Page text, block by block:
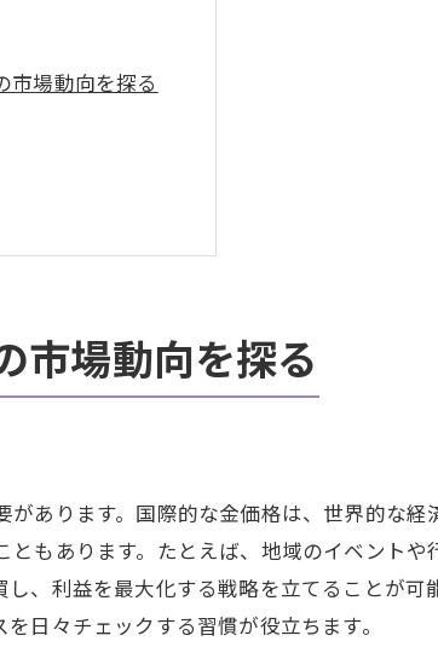
市場動向を探る
戦略的な視点
速な売買戦略
政治的決定
の鍵
市場動向を探る
あります。国際的な金価格は、世界的な経
もあります。たとえば、地域のイベントや
、利益を最大化する戦略を立てることが可
日々チェックする習慣が役立ちます。